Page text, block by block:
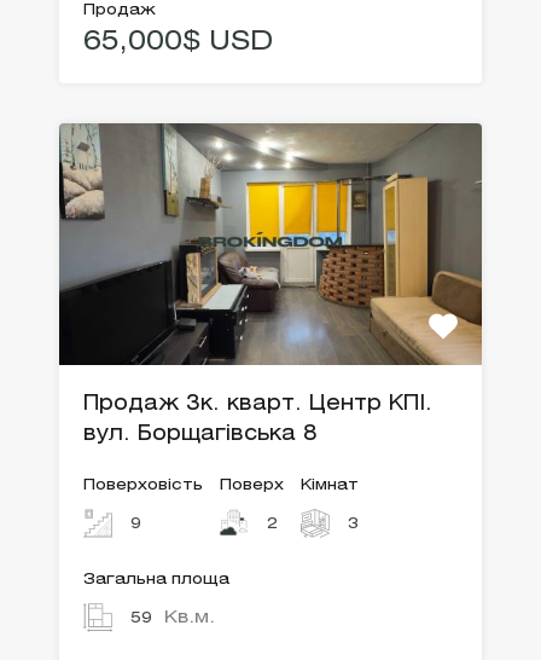
Продаж
65,000$ USD
Продаж 3к. кварт. Центр КПІ.
вул. Борщагівська 8
Поверховість
9
Поверх
2
Кімнат
3
Загальна площа
59 Кв.м.